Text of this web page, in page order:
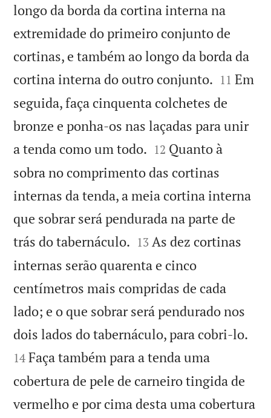
longo da borda da cortina interna na
extremidade do primeiro conjunto de
cortinas, e também ao longo da borda da
cortina interna do outro conjunto. 

11 Em
seguida, faça cinquenta colchetes de
bronze e ponha-os nas laçadas para unir
a tenda como um todo. 

12 Quanto à
sobra no comprimento das cortinas
internas da tenda, a meia cortina interna
que sobrar será pendurada na parte de
trás do tabernáculo. 

13 As dez cortinas
internas serão quarenta e cinco
centímetros mais compridas de cada
lado; e o que sobrar será pendurado nos
dois lados do tabernáculo, para cobri-lo.
14 Faça também para a tenda uma
cobertura de pele de carneiro tingida de
vermelho e por cima desta uma cobertura